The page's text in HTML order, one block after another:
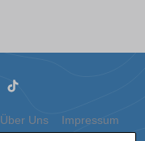
Über Uns Impressum